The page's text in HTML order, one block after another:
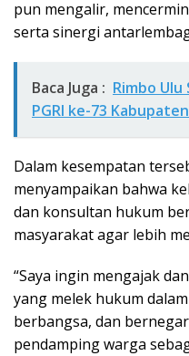
pun mengalir,
serta sinergi
Baca Juga : Rimbo Ulu
PGRI ke-73
Dalam kesempatan
menyampaikan bahwa
dan konsultan hukum
masyarakat agar lebih
“Saya ingin mengajak
yang melek hukum
berbangsa, dan
pendamping warga